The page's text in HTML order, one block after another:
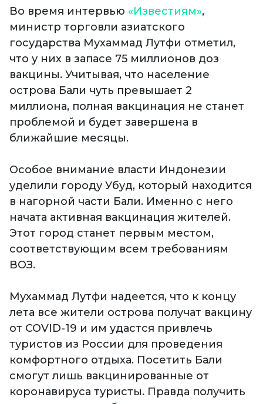
Во время интервью «Известиям»,
министр торговли азиатского
государства Мухаммад Лутфи отметил,
что у них в запасе 75 миллионов доз
вакцины. Учитывая, что население
острова Бали чуть превышает 2
миллиона, полная вакцинация не станет
проблемой и будет завершена в
ближайшие месяцы.
Особое внимание власти Индонезии
уделили городу Убуд, который находится
в нагорной части Бали. Именно с него
начата активная вакцинация жителей.
Этот город станет первым местом,
соответствующим всем требованиям
ВОЗ.
Мухаммад Лутфи надеется, что к концу
лета все жители острова получат вакцину
от COVID-19 и им удастся привлечь
туристов из России для проведения
комфортного отдыха. Посетить Бали
смогут лишь вакцинированные от
коронавируса туристы. Правда получить